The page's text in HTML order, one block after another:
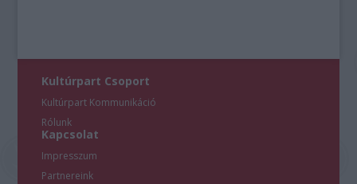
Kultúrpart Csoport
Kultúrpart Kommunikáció
Rólunk
Kapcsolat
Impresszum
Partnereink